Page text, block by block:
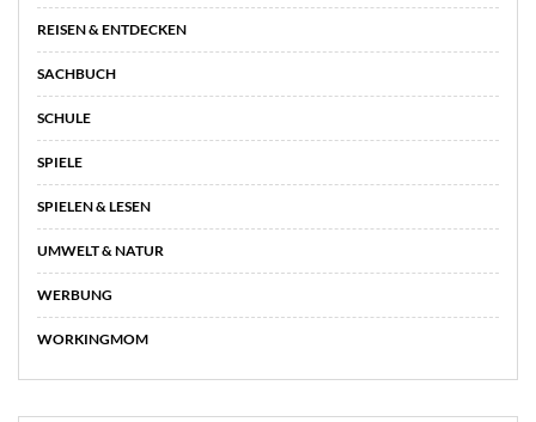
REISEN & ENTDECKEN
SACHBUCH
SCHULE
SPIELE
SPIELEN & LESEN
UMWELT & NATUR
WERBUNG
WORKINGMOM